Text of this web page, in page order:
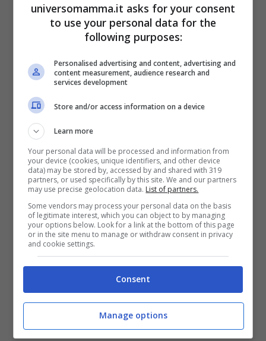
queste poi ricorre comunque al cesareo.
Categorie
News
Tag
Primo Piano
Dopo il parto la vagina ritorna
come prima? La risposta degli
esperti
8 Gennaio 2015 diMaria Sole Bosaia
Dopo il parto la vagina può avere difficoltà
a tornare come prima, ecco perché e come
fare per tonificare i muscoli che si sono
allentati.
Categorie
News
universomamma.it asks for your consent
to use your personal data for the
following purposes:
Personalised advertising and content, advertising and
content measurement, audience research and
services development
Store and/or access information on a device
Learn more
Your personal data will be processed and information from
your device (cookies, unique identifiers, and other device
data) may be stored by, accessed by and shared with 319
partners, or used specifically by this site. We and our partners
may use precise geolocation data. List of partners.
Some vendors may process your personal data on the basis
of legitimate interest, which you can object to by managing
your options below. Look for a link at the bottom of this page
or in the site menu to manage or withdraw consent in privacy
and cookie settings.
Consent
Manage options